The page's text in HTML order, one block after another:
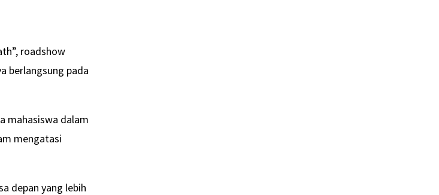
roadshow
berlangsung pada
mahasiswa dalam
mengatasi
depan yang lebih